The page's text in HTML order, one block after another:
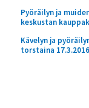
Pyöräilyn ja
keskustan
Kävelyn ja
torstaina